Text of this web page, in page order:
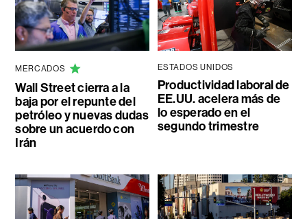
MERCADOS
Wall Street cierra a la
baja por el repunte del
petróleo y nuevas dudas
sobre un acuerdo con
Irán
ESTADOS UNIDOS
Productividad laboral de
EE.UU. acelera más de
lo esperado en el
segundo trimestre